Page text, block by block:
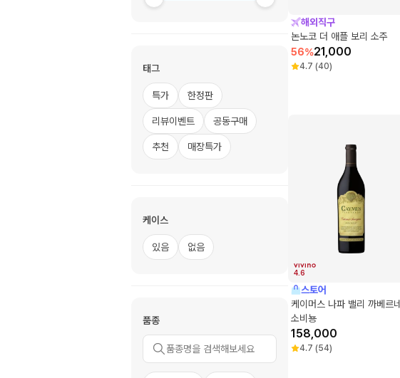
태그
특가 한정판
리뷰이벤트 공동구매
추천 매장특가
케이스
있음 없음
품종
해외직구
논노코 더 애플 보리 소주
56%21,000
4.7 (40)
4.6
스토어
케이머스 나파 밸리 까베르네
소비뇽
158,000
4.7 (54)